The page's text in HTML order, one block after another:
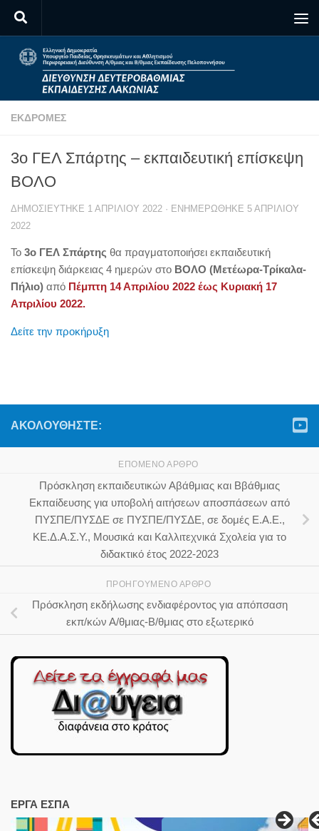
Skip to content
ΕΚΔΡΟΜΈΣ
3o ΓΕΛ Σπάρτης – εκπαιδευτική επίσκεψη
ΒΟΛΟ
ΔΗΜΟΣΙΕΎΤΗΚΕ 1 ΑΠΡΙΛΊΟΥ 2022 · ΕΝΗΜΕΡΏΘΗΚΕ 5 ΑΠΡΙΛΊΟΥ
2022
Το 3ο ΓΕΛ Σπάρτης θα πραγματοποιήσει εκπαιδευτική
επίσκεψη διάρκειας 4 ημερών στο ΒΟΛΟ (Μετέωρα-Τρίκαλα-
Πήλιο) από Πέμπτη 14 Απριλίου 2022 έως Κυριακή 17
Απριλίου 2022.
Δείτε την προκήρυξη
ΑΚΟΛΟΥΘΉΣΤΕ:
ΕΠΌΜΕΝΟ ΆΡΘΡΟ
Πρόσκληση εκπαιδευτικών Αβάθμιας και Ββάθμιας
Εκπαίδευσης για υποβολή αιτήσεων αποσπάσεων από
ΠΥΣΠΕ/ΠΥΣΔΕ σε ΠΥΣΠΕ/ΠΥΣΔΕ, σε δομές Ε.Α.Ε.,
ΚΕ.Δ.Α.Σ.Υ., Μουσικά και Καλλιτεχνικά Σχολεία για το
διδακτικό έτος 2022-2023
ΠΡΟΗΓΟΎΜΕΝΟ ΆΡΘΡΟ
Πρόσκληση εκδήλωσης ενδιαφέροντος για απόπσαση
εκπ/κών Α/θμιας-Β/θμιας στο εξωτερικό
ΕΡΓΑ ΕΣΠΑ